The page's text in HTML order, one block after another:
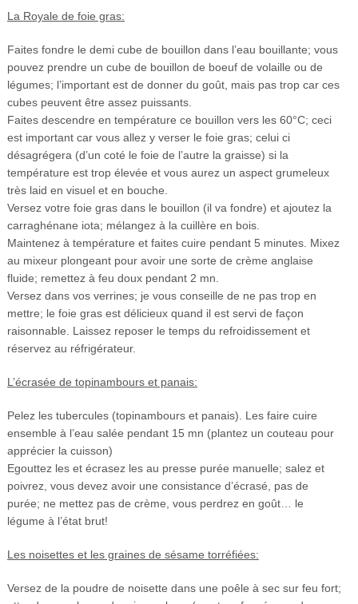
La Royale de foie gras:
Faites fondre le demi cube de bouillon dans l’eau bouillante; vous
pouvez prendre un cube de bouillon de boeuf de volaille ou de
légumes; l’important est de donner du goût, mais pas trop car ces
cubes peuvent être assez puissants.
Faites descendre en température ce bouillon vers les 60°C; ceci
est important car vous allez y verser le foie gras; celui ci
désagrégera (d’un coté le foie de l’autre la graisse) si la
température est trop élevée et vous aurez un aspect grumeleux
très laid en visuel et en bouche.
Versez votre foie gras dans le bouillon (il va fondre) et ajoutez la
carraghénane iota; mélangez à la cuillère en bois.
Maintenez à température et faites cuire pendant 5 minutes. Mixez
au mixeur plongeant pour avoir une sorte de crème anglaise
fluide; remettez à feu doux pendant 2 mn.
Versez dans vos verrines; je vous conseille de ne pas trop en
mettre; le foie gras est délicieux quand il est servi de façon
raisonnable. Laissez reposer le temps du refroidissement et
réservez au réfrigérateur.
L’écrasée de topinambours et panais:
Pelez les tubercules (topinambours et panais). Les faire cuire
ensemble à l’eau salée pendant 15 mn (plantez un couteau pour
apprécier la cuisson)
Egouttez les et écrasez les au presse purée manuelle; salez et
poivrez, vous devez avoir une consistance d’écrasé, pas de
purée; ne mettez pas de crème, vous perdrez en goût… le
légume à l’état brut!
Les noisettes et les graines de sésame torréfiées:
Versez de la poudre de noisette dans une poêle à sec sur feu fort;